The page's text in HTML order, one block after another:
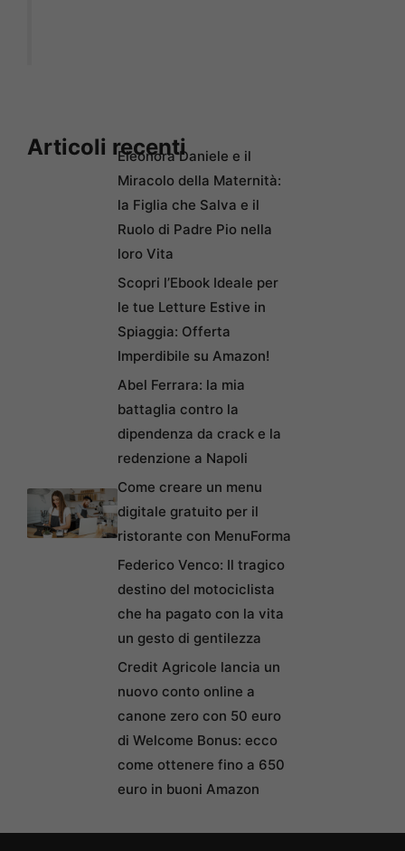
Articoli recentiEleonora Daniele e il
Miracolo della Maternità:
la Figlia che Salva e il
Ruolo di Padre Pio nella
loro Vita
Scopri l’Ebook Ideale per
le tue Letture Estive in
Spiaggia: Offerta
Imperdibile su Amazon!
Abel Ferrara: la mia
battaglia contro la
dipendenza da crack e la
redenzione a Napoli
Come creare un menu
digitale gratuito per il
ristorante con MenuForma
Federico Venco: Il tragico
destino del motociclista
che ha pagato con la vita
un gesto di gentilezza
Credit Agricole lancia un
nuovo conto online a
canone zero con 50 euro
di Welcome Bonus: ecco
come ottenere fino a 650
euro in buoni Amazon